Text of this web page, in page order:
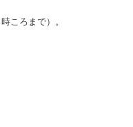
ころまで）。